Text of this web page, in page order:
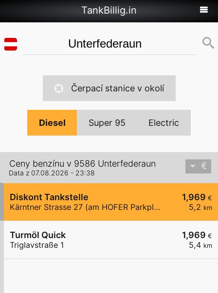
TankBillig.in
Čerpací stanice v okolí
Diesel Super 95 Electric
Ceny benzínu v 9586 Unterfederaun
Data z 07.08.2026 - 23:38
1,969 €
5,2 km
Diskont Tankstelle
Kärntner Strasse 27 (am HOFER Parkplatz)
1,969 €
5,4 km
Turmöl Quick
Triglavstraße 1